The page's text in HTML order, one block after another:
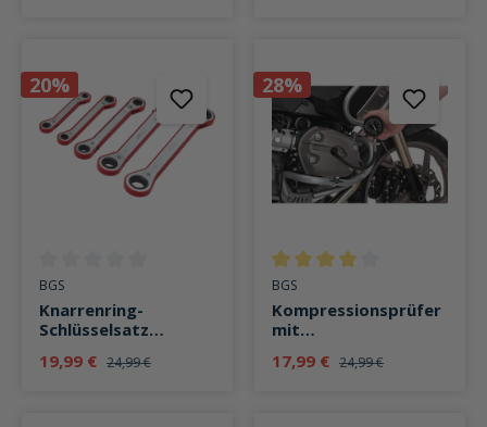
20%
Durchschnittliche Bewertung von 0 von 5 Sternen
BGS
Knarrenring-
Schlüsselsatz
19,99 € 24,99 €
28%
Durchschnittliche Bewertung
BGS
Kompressionsprüfer
mit
M10+M14
17,99 € 24,99 €